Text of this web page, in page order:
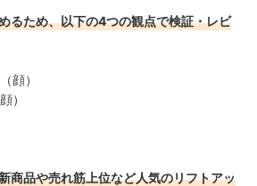
るため、以下の4つの観点で検証・レビ
顔）
）
商品や売れ筋上位など人気のリフトアッ